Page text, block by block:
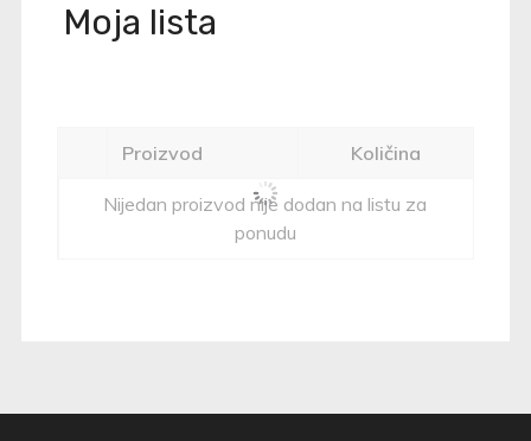
Moja lista
Proizvod Količina
Nijedan proizvod nije dodan na listu za
ponudu